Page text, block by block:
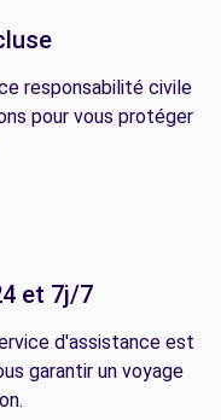
responsabilité civile
pour vous protéger
et 7j/7
d'assistance est
garantir un voyage